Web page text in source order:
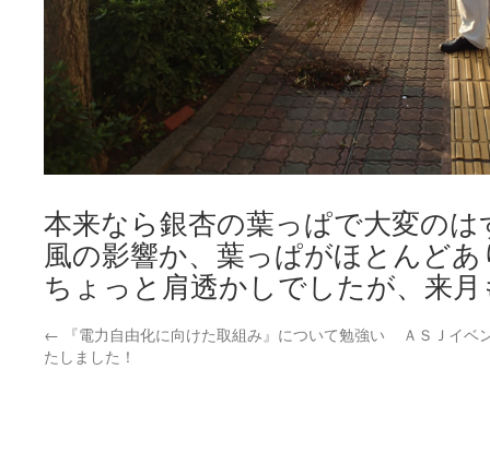
本来なら銀杏の葉っぱで大変の
風の影響か、葉っぱがほとんど
ちょっと肩透かしでしたが、来
← 『電力自由化に向けた取組み』について勉強い
たしました！
ＡＳＪイベ